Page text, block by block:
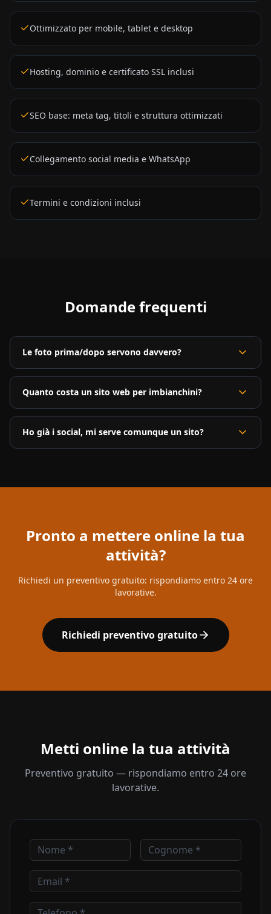
Ottimizzato per mobile, tablet e desktop
Hosting, dominio e certificato SSL inclusi
SEO base: meta tag, titoli e struttura ottimizzati
Collegamento social media e WhatsApp
Termini e condizioni inclusi
Domande frequenti
Le foto prima/dopo servono davvero?
Quanto costa un sito web per imbianchini?
Ho già i social, mi serve comunque un sito?
Pronto a mettere online la tua
attività?
Richiedi un preventivo gratuito: rispondiamo entro 24 ore
lavorative.
Richiedi preventivo gratuito
Metti online la tua attività
Preventivo gratuito — rispondiamo entro 24 ore
lavorative.